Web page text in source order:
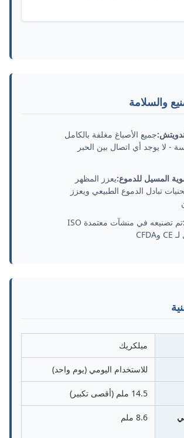
والسلامة
جميع الأصباغ مغلفة بالكامل
- لا يوجد أي اتصال بين الحبر
المسيل للدموع:يعزز المظهر
تبادل الدموع الطبيعي ويعزز
تم تصنيعه في منشآت معتمدة ISO
ميلكريك
للاستخدام اليومي (يوم واحد)
14.5 ملم (أقصى تكبير)
8.6 ملم